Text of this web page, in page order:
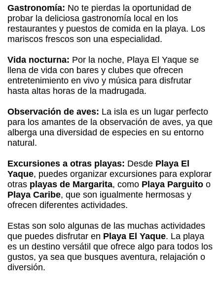
Gastronomía: No te pierdas la oportunidad de
probar la deliciosa gastronomía local en los
restaurantes y puestos de comida en la playa. Los
mariscos frescos son una especialidad.
Vida nocturna: Por la noche, Playa El Yaque se
llena de vida con bares y clubes que ofrecen
entretenimiento en vivo y música para disfrutar
hasta altas horas de la madrugada.
Observación de aves: La isla es un lugar perfecto
para los amantes de la observación de aves, ya que
alberga una diversidad de especies en su entorno
natural.
Excursiones a otras playas: Desde Playa El
Yaque, puedes organizar excursiones para explorar
otras playas de Margarita, como Playa Parguito o
Playa Caribe, que son igualmente hermosas y
ofrecen diferentes actividades.
Estas son solo algunas de las muchas actividades
que puedes disfrutar en Playa El Yaque. La playa
es un destino versátil que ofrece algo para todos los
gustos, ya sea que busques aventura, relajación o
diversión.